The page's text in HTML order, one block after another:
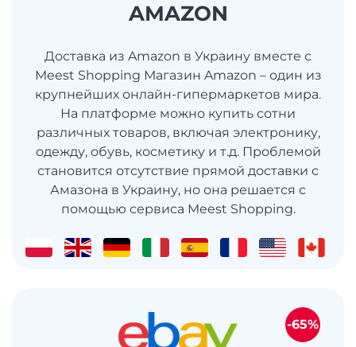
AMAZON
Доставка из Amazon в Украину вместе с
Meest Shopping Магазин Amazon – один из
крупнейших онлайн-гипермаркетов мира.
На платформе можно купить сотни
различных товаров, включая электронику,
одежду, обувь, косметику и т.д. Проблемой
становится отсутствие прямой доставки с
Амазона в Украину, но она решается с
помощью сервиса Meest Shopping.
-65%